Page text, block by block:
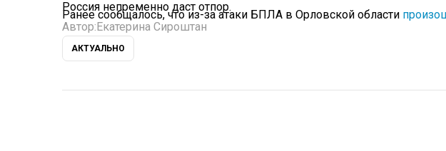
Россия непременно даст отпор.
Ранее сообщалось, что из-за атаки БПЛА в Орловской области
Автор: Екатерина Сироштан
АКТУАЛЬНО